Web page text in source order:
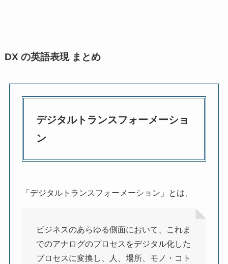
DX の英語表現 まとめ
デジタルトランスフォーメーショ
ン
「デジタルトランスフォーメーション」とは、
ビジネスのあらゆる側面において、これま
でのアナログのプロセスをデジタル化した
プロセスに変換し、人、場所、モノ・コト